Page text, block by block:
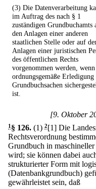
(3) Die Datenverarbeitung
im Auftrag des nach § 1
zuständigen Grundbuchamts
den Anlagen einer anderen
staatlichen Stelle oder auf
Anlagen einer juristischen
des öffentlichen Rechts
vorgenommen werden,
ordnungsgemäße Erledigung
Grundbuchsachen
ist.
[9. Oktober
1§ 126. (1) 2[1] Die
Rechtsverordnung
Grundbuch in
wird; sie können dabei
strukturierter Form mit
(Datenbankgrundbuch)
gewährleistet sein, daß